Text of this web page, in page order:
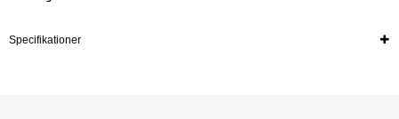
Specifikationer